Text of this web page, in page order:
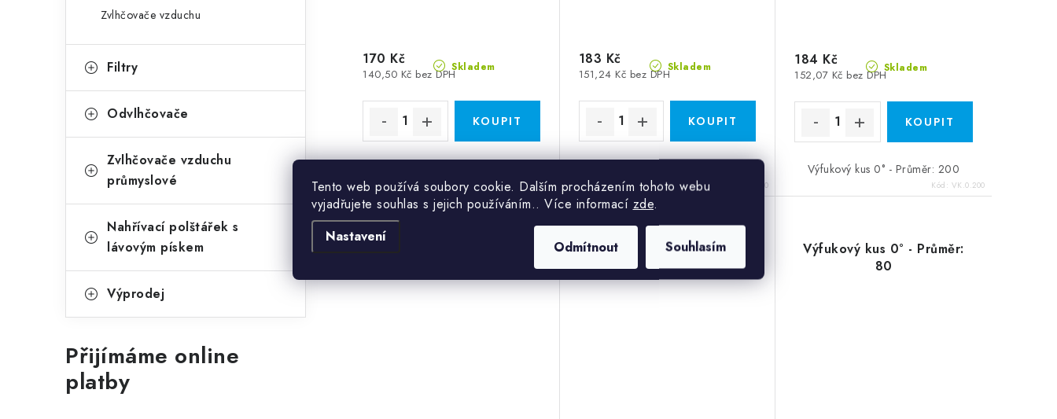
Tento web používá soubory cookie. Dalším procházením tohoto webu
vyjadřujete souhlas s jejich používáním.. Více informací zde.
Nastavení
Odmítnout Souhlasím
Zvlhčovače vzduchu
Filtry
Odvlhčovače
Zvlhčovače vzduchu
průmyslové
Nahřívací polštářek s
lávovým pískem
Výprodej
Přijímáme online
platby
Skladem
140,50 Kč bez DPH
170 Kč
Kód: VK.0.180
Skladem
151,24 Kč bez DPH
183 Kč
VK.45.100
Skladem
152,07 Kč bez DPH
184 Kč
Výfukový kus 0° - Průměr: 200
Kód: VK.0.200
Výfukový kus 0° - Průměr:
250
Výfukový kus 0° - Průměr:
80